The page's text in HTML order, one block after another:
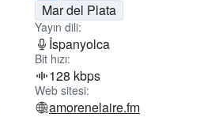
Mar del Plata
Yayın dili:
İspanyolca
Bit hızı:
128 kbps
Web sitesi:
amorenelaire.fm